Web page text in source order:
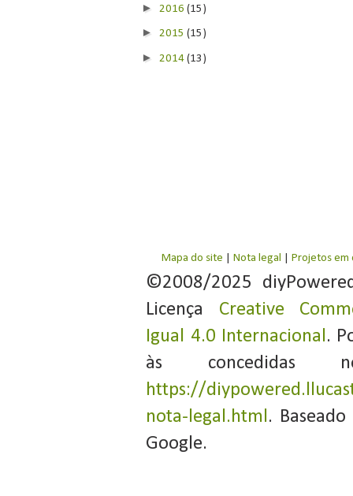
► 2016(15)
► 2015(15)
► 2014(13)
Mapa do site Nota legal Projetos em
©2008/2025
Licença Creative
Igual 4.0 Internacional .
às concedidas
https://
nota-legal.html .
Google.